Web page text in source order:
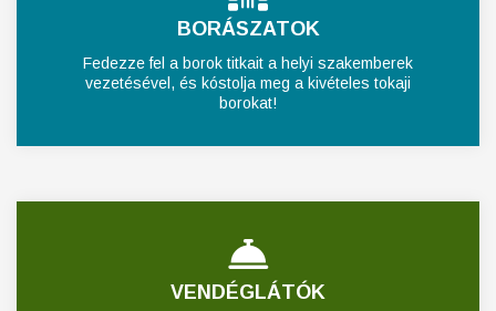
BORÁSZATOK
Fedezze fel a borok titkait a helyi szakemberek
vezetésével, és kóstolja meg a kivételes tokaji
borokat!
VENDÉGLÁTÓK